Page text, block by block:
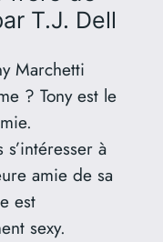
T.J. Dell
Marchetti
? Tony est le
à
amie de sa
est
sexy.